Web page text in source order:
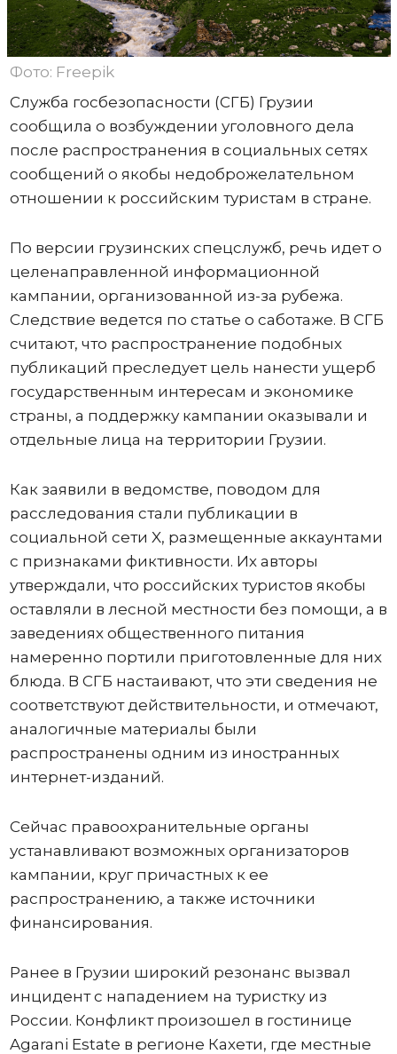
Фото: Freepik
Служба госбезопасности (СГБ) Грузии
сообщила о возбуждении уголовного дела
после распространения в социальных сетях
сообщений о якобы недоброжелательном
отношении к российским туристам в стране.
По версии грузинских спецслужб, речь идет о
целенаправленной информационной
кампании, организованной из-за рубежа.
Следствие ведется по статье о саботаже. В СГБ
считают, что распространение подобных
публикаций преследует цель нанести ущерб
государственным интересам и экономике
страны, а поддержку кампании оказывали и
отдельные лица на территории Грузии.
Как заявили в ведомстве, поводом для
расследования стали публикации в
социальной сети X, размещенные аккаунтами
с признаками фиктивности. Их авторы
утверждали, что российских туристов якобы
оставляли в лесной местности без помощи, а в
заведениях общественного питания
намеренно портили приготовленные для них
блюда. В СГБ настаивают, что эти сведения не
соответствуют действительности, и отмечают,
аналогичные материалы были
распространены одним из иностранных
интернет-изданий.
Сейчас правоохранительные органы
устанавливают возможных организаторов
кампании, круг причастных к ее
распространению, а также источники
финансирования.
Ранее в Грузии широкий резонанс вызвал
инцидент с нападением на туристку из
России. Конфликт произошел в гостинице
Agarani Estate в регионе Кахети, где местные